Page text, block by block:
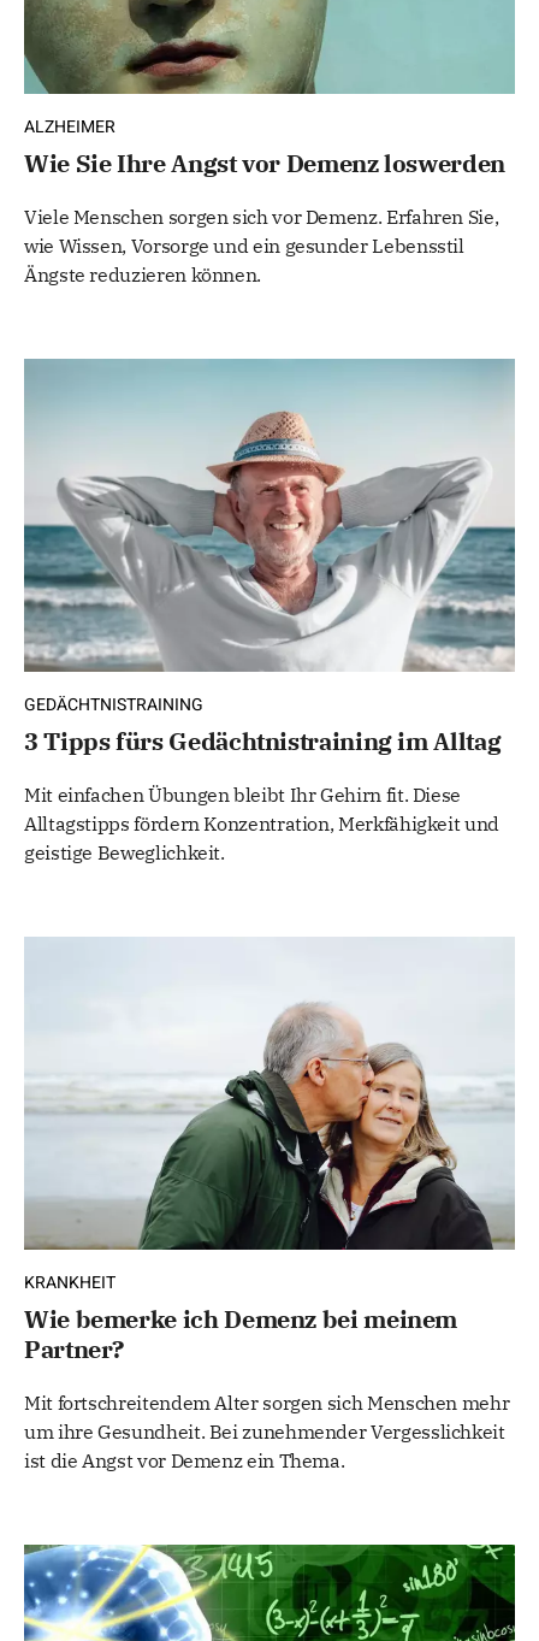
ALZHEIMER
Wie Sie Ihre Angst vor Demenz loswerden
Viele Menschen sorgen sich vor Demenz. Erfahren Sie,
wie Wissen, Vorsorge und ein gesunder Lebensstil
Ängste reduzieren können.
GEDÄCHTNISTRAINING
3 Tipps fürs Gedächtnistraining im Alltag
Mit einfachen Übungen bleibt Ihr Gehirn fit. Diese
Alltagstipps fördern Konzentration, Merkfähigkeit und
geistige Beweglichkeit.
KRANKHEIT
Wie bemerke ich Demenz bei meinem
Partner?
Mit fortschreitendem Alter sorgen sich Menschen mehr
um ihre Gesundheit. Bei zunehmender Vergesslichkeit
ist die Angst vor Demenz ein Thema.